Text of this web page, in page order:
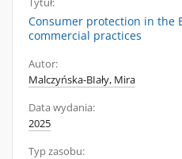
Tytuł:
Consumer protection in the
commercial practices
Autor:
Malczyńska-BIały, Mira
Data wydania:
2025
Typ zasobu: